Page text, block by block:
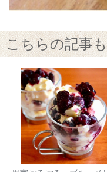
こちらの記事